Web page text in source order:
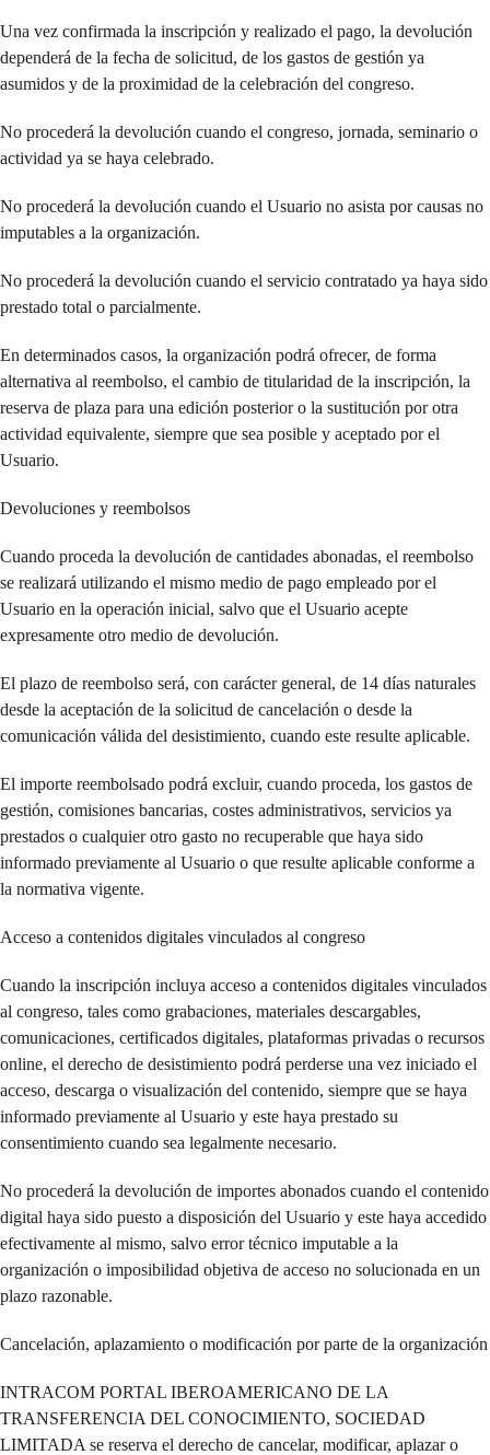
Una vez confirmada la inscripción y realizado el pago, la devolución
dependerá de la fecha de solicitud, de los gastos de gestión ya
asumidos y de la proximidad de la celebración del congreso.
No procederá la devolución cuando el congreso, jornada, seminario o
actividad ya se haya celebrado.
No procederá la devolución cuando el Usuario no asista por causas no
imputables a la organización.
No procederá la devolución cuando el servicio contratado ya haya sido
prestado total o parcialmente.
En determinados casos, la organización podrá ofrecer, de forma
alternativa al reembolso, el cambio de titularidad de la inscripción, la
reserva de plaza para una edición posterior o la sustitución por otra
actividad equivalente, siempre que sea posible y aceptado por el
Usuario.
Devoluciones y reembolsos
Cuando proceda la devolución de cantidades abonadas, el reembolso
se realizará utilizando el mismo medio de pago empleado por el
Usuario en la operación inicial, salvo que el Usuario acepte
expresamente otro medio de devolución.
El plazo de reembolso será, con carácter general, de 14 días naturales
desde la aceptación de la solicitud de cancelación o desde la
comunicación válida del desistimiento, cuando este resulte aplicable.
El importe reembolsado podrá excluir, cuando proceda, los gastos de
gestión, comisiones bancarias, costes administrativos, servicios ya
prestados o cualquier otro gasto no recuperable que haya sido
informado previamente al Usuario o que resulte aplicable conforme a
la normativa vigente.
Acceso a contenidos digitales vinculados al congreso
Cuando la inscripción incluya acceso a contenidos digitales vinculados
al congreso, tales como grabaciones, materiales descargables,
comunicaciones, certificados digitales, plataformas privadas o recursos
online, el derecho de desistimiento podrá perderse una vez iniciado el
acceso, descarga o visualización del contenido, siempre que se haya
informado previamente al Usuario y este haya prestado su
consentimiento cuando sea legalmente necesario.
No procederá la devolución de importes abonados cuando el contenido
digital haya sido puesto a disposición del Usuario y este haya accedido
efectivamente al mismo, salvo error técnico imputable a la
organización o imposibilidad objetiva de acceso no solucionada en un
plazo razonable.
Cancelación, aplazamiento o modificación por parte de la organización
INTRACOM PORTAL IBEROAMERICANO DE LA
TRANSFERENCIA DEL CONOCIMIENTO, SOCIEDAD
LIMITADA se reserva el derecho de cancelar, modificar, aplazar o